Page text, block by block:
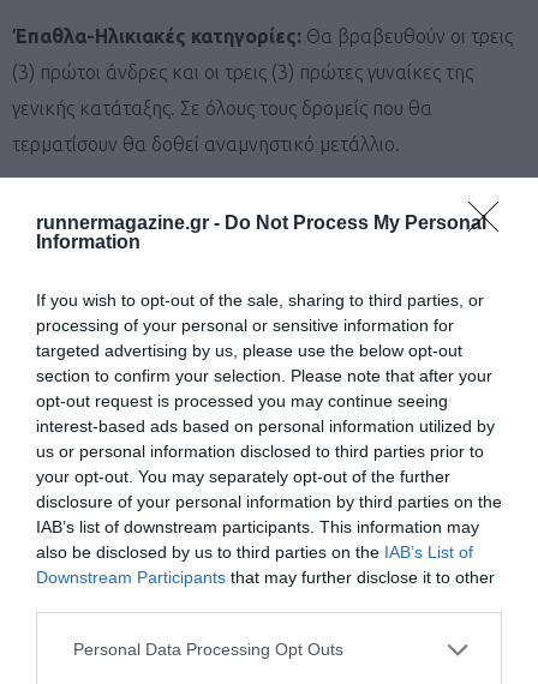
runnermagazine.gr - Do Not Process My Personal
Information
If you wish to opt-out of the sale, sharing to third parties, or
processing of your personal or sensitive information for
targeted advertising by us, please use the below opt-out
section to confirm your selection. Please note that after your
opt-out request is processed you may continue seeing
interest-based ads based on personal information utilized by
us or personal information disclosed to third parties prior to
your opt-out. You may separately opt-out of the further
disclosure of your personal information by third parties on the
IAB’s list of downstream participants. This information may
also be disclosed by us to third parties on the IAB’s List of
Downstream Participants that may further disclose it to other
Personal Data Processing Opt Outs
Έπαθλα-Ηλικιακές κατηγορίες: Θα βραβευθούν οι τρεις
(3) πρώτοι άνδρες και οι τρεις (3) πρώτες γυναίκες της
γενικής κατάταξης. Σε όλους τους δρομείς που θα
τερματίσουν θα δοθεί αναμνηστικό μετάλλιο.
Armour): 15 ευρώ
Πακέτο Συμμετοχής: Το απλό πακέτο συμμετοχής
περιλαμβάνει τον αριθμό συμμετοχής, παραμάνες,
αυτοκόλλητο για την φύλαξη αντικειμένων και το Chip
χρονομέτρησης. Τα ο ενισχυμένο περιλαμβάνει όλα τα
παραπάνω και επιπλέον τεχνικό T-Shirt Under Armour.